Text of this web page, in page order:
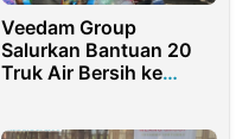
Veedam Group
Salurkan Bantuan 20
Truk Air Bersih ke